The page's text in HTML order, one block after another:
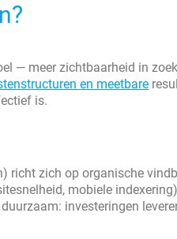
— meer zichtbaarheid in
en meetbare
is.
richt zich op organische
mobiele
investeringen